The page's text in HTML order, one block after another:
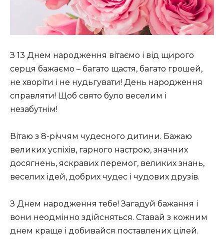
З 13 Днем народження вітаємо і від щирого
серця бажаємо – багато щастя, багато грошей,
не хворіти і не нудьгувати! День народження
справляти! Щоб свято було веселим і
незабутнім!
Вітаю з 8-річчям чудесного дитини. Бажаю
великих успіхів, гарного настрою, значних
досягнень, яскравих перемог, великих знань,
веселих ідей, добрих чудес і чудових друзів.
З Днем народження тебе! Загадуй бажання і
вони неодмінно здійсняться. Ставай з кожним
днем ​​краще і добивайся поставлених цілей.